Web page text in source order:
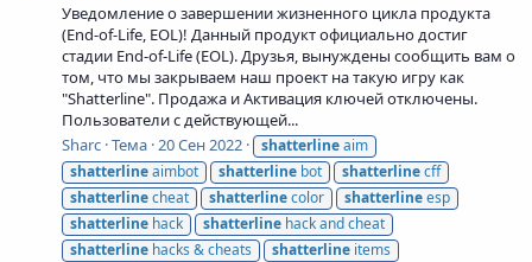
Уведомление о завершении жизненного цикла продукта
(End-of-Life, EOL)! Данный продукт официально достиг
стадии End-of-Life (EOL). Друзья, вынуждены сообщить вам о
том, что мы закрываем наш проект на такую игру как
"Shatterline". Продажа и Активация ключей отключены.
Пользователи с действующей...
Sharc Тема 20 Сен 2022 shatterlineaim
shatterlineaimbot shatterline bot shatterlinecff
shatterlinecheat shatterlinecolor shatterlineesp
shatterline hack shatterline hack and cheat
shatterline hacks & cheats shatterline items